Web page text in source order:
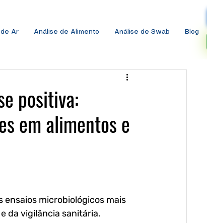
Ar Análise de Alimento Análise de Swab Blog
positiva:
em alimentos e
ensaios microbiológicos mais
da vigilância sanitária.